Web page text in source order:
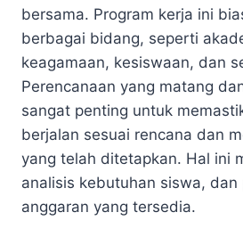
bersama. Program kerja ini
berbagai bidang, seperti
keagamaan, kesiswaan, dan
Perencanaan yang matang
sangat penting untuk
berjalan sesuai rencana dan
yang telah ditetapkan. Hal ini
analisis kebutuhan siswa,
anggaran yang tersedia.